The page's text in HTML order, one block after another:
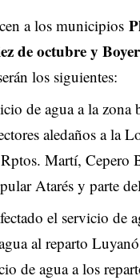
a los municipios
de octubre y
los siguientes:
de agua a la zona
aledaños a la
Rptos. Martí,
Atarés y parte
el servicio de
al reparto
de agua a los